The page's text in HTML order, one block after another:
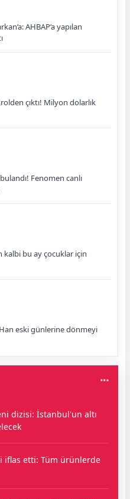
AHBAP’a yapılan
çıktı! Milyon dolarlık
Fenomen canlı
kalbi bu ay çocuklar için
Han eski günlerine dönmeyi
dizisi: İstanbul'un altı
iflas etti: Tüm ürünlerde